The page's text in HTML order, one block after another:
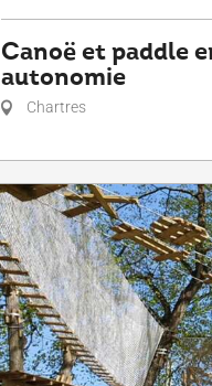
Canoë et paddle
autonomie
Chartres